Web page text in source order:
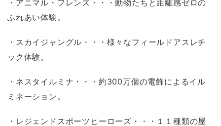
・アニマル・フレンズ・・・動物たちと距離感ゼロの
ふれあい体験。
・スカイジャングル・・・様々なフィールドアスレチ
ック体験。
・ネスタイルミナ・・・約300万個の電飾によるイル
ミネーション。
・レジェンドスポーツヒーローズ・・・１１種類の屋